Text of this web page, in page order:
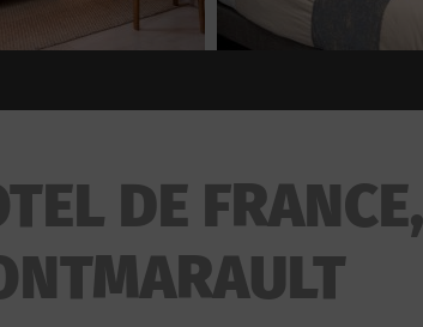
DE FRANCE,